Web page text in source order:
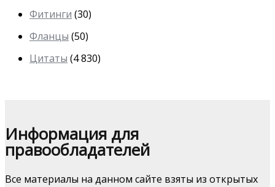
Фитинги (30)
Фланцы (50)
Цитаты (4 830)
Информация для
правообладателей
Все материалы на данном сайте взяты из открытых